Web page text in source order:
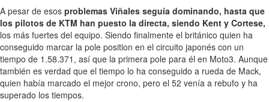
A pesar de esos problemas Viñales seguía dominando, hasta que
los pilotos de KTM han puesto la directa, siendo Kent y Cortese,
los más fuertes del equipo. Siendo finalmente el británico quien ha
conseguido marcar la pole position en el circuito japonés con un
tiempo de 1.58.371, así que la primera pole para él en Moto3. Aunque
también es verdad que el tiempo lo ha conseguido a rueda de Mack,
quien había marcado el mejor crono, pero el 52 venía a rebufo y ha
superado los tiempos.